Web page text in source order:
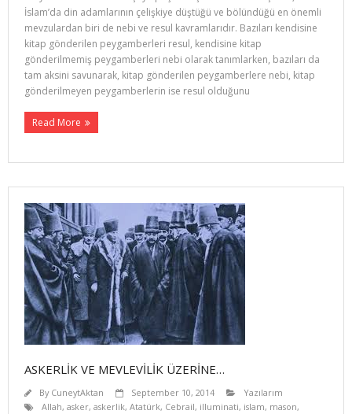
İslam’da din adamlarının çelişkiye düştüğü ve bölündüğü en önemli
mevzulardan biri de nebi ve resul kavramlarıdır. Ba­zıları kendisine
kitap gönderilen peygamberleri resul, kendisine kitap
gönderilmemiş peygamberleri nebi olarak tanımlarken, bazıları da
tam aksini savunarak, kitap gönderilen peygam­berlere nebi, kitap
gönderilmeyen peygamberlerin ise resul olduğunu
Read More
ASKERLİK VE MEVLEVİLİK ÜZERİNE…
By CuneytAktan September 10, 2014
Yazılarım
Allah, asker, askerlik, Atatürk, Cebrail, illuminati, islam, mason,